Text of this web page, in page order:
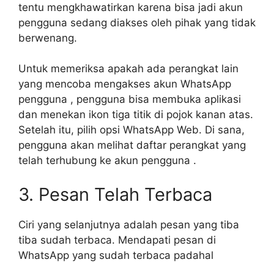
tentu mengkhawatirkan karena bisa jadi akun
pengguna sedang diakses oleh pihak yang tidak
berwenang.
Untuk memeriksa apakah ada perangkat lain
yang mencoba mengakses akun WhatsApp
pengguna , pengguna bisa membuka aplikasi
dan menekan ikon tiga titik di pojok kanan atas.
Setelah itu, pilih opsi WhatsApp Web. Di sana,
pengguna akan melihat daftar perangkat yang
telah terhubung ke akun pengguna .
3. Pesan Telah Terbaca
Ciri yang selanjutnya adalah pesan yang tiba
tiba sudah terbaca. Mendapati pesan di
WhatsApp yang sudah terbaca padahal